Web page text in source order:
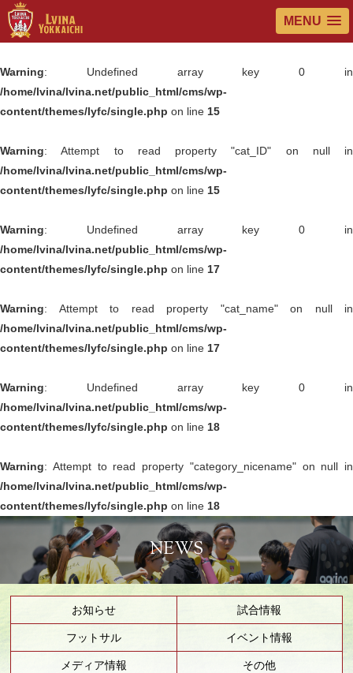
MENU
Warning: Undefined array key 0 in
/home/lvina/lvina.net/public_html/cms/wp-
content/themes/lyfc/single.php on line 15
Warning: Attempt to read property "cat_ID" on null in
/home/lvina/lvina.net/public_html/cms/wp-
content/themes/lyfc/single.php on line 15
Warning: Undefined array key 0 in
/home/lvina/lvina.net/public_html/cms/wp-
content/themes/lyfc/single.php on line 17
Warning: Attempt to read property "cat_name" on null in
/home/lvina/lvina.net/public_html/cms/wp-
content/themes/lyfc/single.php on line 17
Warning: Undefined array key 0 in
/home/lvina/lvina.net/public_html/cms/wp-
content/themes/lyfc/single.php on line 18
Warning: Attempt to read property "category_nicename" on null in
/home/lvina/lvina.net/public_html/cms/wp-
content/themes/lyfc/single.php on line 18
NEWS
お知らせ 試合情報
フットサル イベント情報
メディア情報 その他